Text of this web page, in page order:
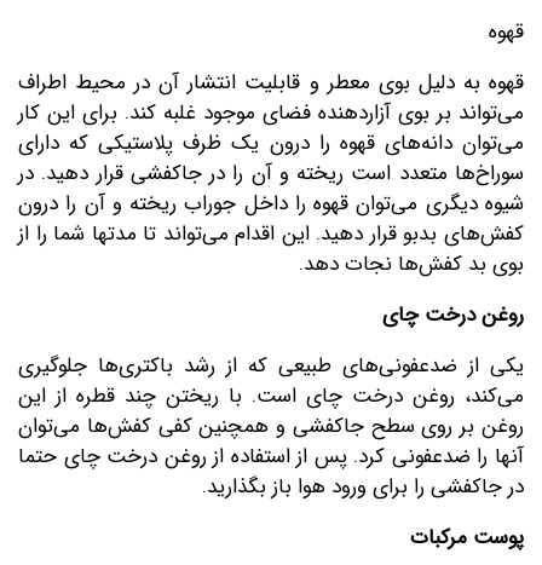
قهوه
قهوه به دلیل بوی معطر و قابلیت انتشار آن در محیط اطراف
می‌تواند بر بوی آزاردهنده فضای موجود غلبه کند. برای این کار
می‌توان دانه‌های قهوه را درون یک ظرف پلاستیکی که دارای
سوراخ‌ها متعدد است ریخته و آن را در جاکفشی قرار دهید. در
شیوه دیگری می‌توان قهوه را داخل جوراب ریخته و آن را درون
کفش‌های بدبو قرار دهید. این اقدام می‌تواند تا مدتها شما را از
بوی بد کفش‌ها نجات دهد.
روغن درخت چای
یکی از ضدعفونی‌های طبیعی که از رشد باکتری‌ها جلوگیری
می‌کند، روغن درخت چای است. با ریختن چند قطره از این
روغن بر روی سطح جاکفشی و همچنین کفی کفش‌ها می‌توان
آنها را ضدعفونی کرد. پس از استفاده از روغن درخت چای حتما
در جاکفشی را برای ورود هوا باز بگذارید.
پوست مرکبات